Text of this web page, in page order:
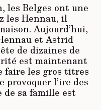
les Belges ont une
les Hennau, il
Aujourd’hui,
et Astrid
de dizaines de
est maintenant
faire les gros titres
provoquer l’ire des
de sa famille est